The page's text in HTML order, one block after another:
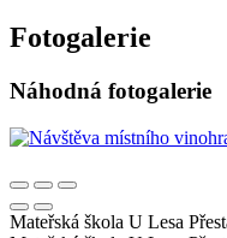
Fotogalerie
Náhodná fotogalerie
Mateřská škola U Lesa